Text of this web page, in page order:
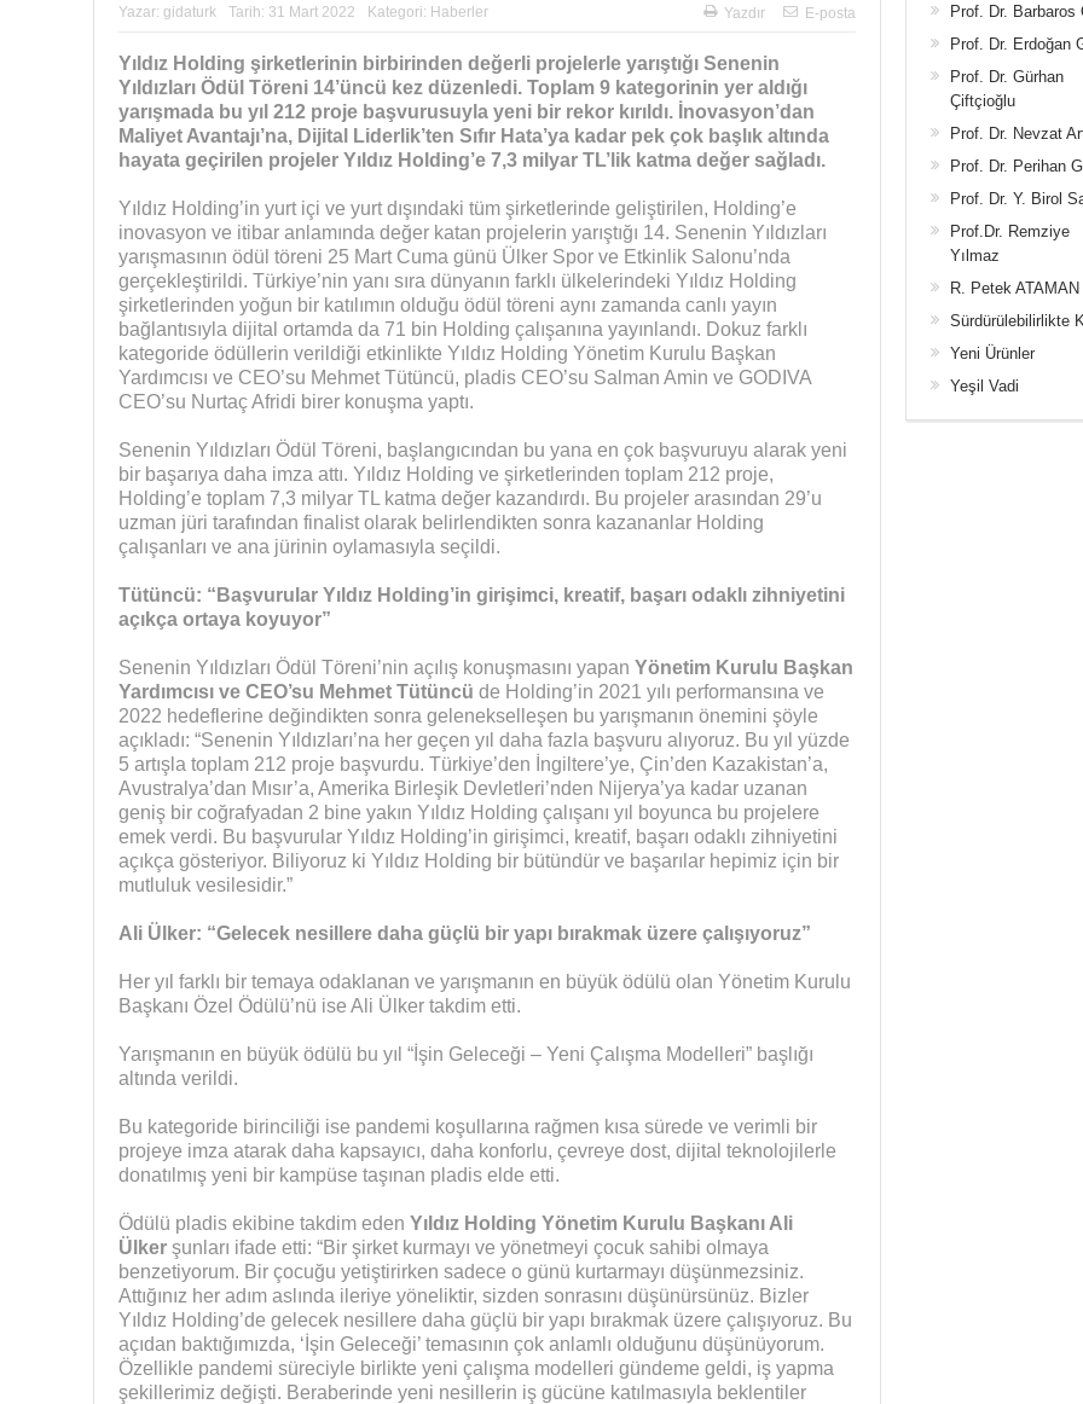
Yazar: gidaturk Tarih: 31 Mart 2022 Kategori: Haberler Yazdır E-posta
Yıldız Holding şirketlerinin birbirinden değerli projelerle yarıştığı Senenin
Yıldızları Ödül Töreni 14’üncü kez düzenledi. Toplam 9 kategorinin yer aldığı
yarışmada bu yıl 212 proje başvurusuyla yeni bir rekor kırıldı. İnovasyon’dan
Maliyet Avantajı’na, Dijital Liderlik’ten Sıfır Hata’ya kadar pek çok başlık altında
hayata geçirilen projeler Yıldız Holding’e 7,3 milyar TL’lik katma değer sağladı.
Yıldız Holding’in yurt içi ve yurt dışındaki tüm şirketlerinde geliştirilen, Holding’e
inovasyon ve itibar anlamında değer katan projelerin yarıştığı 14. Senenin Yıldızları
yarışmasının ödül töreni 25 Mart Cuma günü Ülker Spor ve Etkinlik Salonu’nda
gerçekleştirildi. Türkiye’nin yanı sıra dünyanın farklı ülkelerindeki Yıldız Holding
şirketlerinden yoğun bir katılımın olduğu ödül töreni aynı zamanda canlı yayın
bağlantısıyla dijital ortamda da 71 bin Holding çalışanına yayınlandı. Dokuz farklı
kategoride ödüllerin verildiği etkinlikte Yıldız Holding Yönetim Kurulu Başkan
Yardımcısı ve CEO’su Mehmet Tütüncü, pladis CEO’su Salman Amin ve GODIVA
CEO’su Nurtaç Afridi birer konuşma yaptı.
Senenin Yıldızları Ödül Töreni, başlangıcından bu yana en çok başvuruyu alarak yeni
bir başarıya daha imza attı. Yıldız Holding ve şirketlerinden toplam 212 proje,
Holding’e toplam 7,3 milyar TL katma değer kazandırdı. Bu projeler arasından 29’u
uzman jüri tarafından finalist olarak belirlendikten sonra kazananlar Holding
çalışanları ve ana jürinin oylamasıyla seçildi.
Tütüncü: “Başvurular Yıldız Holding’in girişimci, kreatif, başarı odaklı zihniyetini
açıkça ortaya koyuyor”
Senenin Yıldızları Ödül Töreni’nin açılış konuşmasını yapan Yönetim Kurulu Başkan
Yardımcısı ve CEO’su Mehmet Tütüncü de Holding’in 2021 yılı performansına ve
2022 hedeflerine değindikten sonra gelenekselleşen bu yarışmanın önemini şöyle
açıkladı: “Senenin Yıldızları’na her geçen yıl daha fazla başvuru alıyoruz. Bu yıl yüzde
5 artışla toplam 212 proje başvurdu. Türkiye’den İngiltere’ye, Çin’den Kazakistan’a,
Avustralya’dan Mısır’a, Amerika Birleşik Devletleri’nden Nijerya’ya kadar uzanan
geniş bir coğrafyadan 2 bine yakın Yıldız Holding çalışanı yıl boyunca bu projelere
emek verdi. Bu başvurular Yıldız Holding’in girişimci, kreatif, başarı odaklı zihniyetini
açıkça gösteriyor. Biliyoruz ki Yıldız Holding bir bütündür ve başarılar hepimiz için bir
mutluluk vesilesidir.”
Ali Ülker: “Gelecek nesillere daha güçlü bir yapı bırakmak üzere çalışıyoruz”
Her yıl farklı bir temaya odaklanan ve yarışmanın en büyük ödülü olan Yönetim Kurulu
Başkanı Özel Ödülü’nü ise Ali Ülker takdim etti.
Yarışmanın en büyük ödülü bu yıl “İşin Geleceği – Yeni Çalışma Modelleri” başlığı
altında verildi.
Bu kategoride birinciliği ise pandemi koşullarına rağmen kısa sürede ve verimli bir
projeye imza atarak daha kapsayıcı, daha konforlu, çevreye dost, dijital teknolojilerle
donatılmış yeni bir kampüse taşınan pladis elde etti.
Ödülü pladis ekibine takdim eden Yıldız Holding Yönetim Kurulu Başkanı Ali
Ülkerşunları ifade etti: “Bir şirket kurmayı ve yönetmeyi çocuk sahibi olmaya
benzetiyorum. Bir çocuğu yetiştirirken sadece o günü kurtarmayı düşünmezsiniz.
Attığınız her adım aslında ileriye yöneliktir, sizden sonrasını düşünürsünüz. Bizler
Yıldız Holding’de gelecek nesillere daha güçlü bir yapı bırakmak üzere çalışıyoruz. Bu
açıdan baktığımızda, ‘İşin Geleceği’ temasının çok anlamlı olduğunu düşünüyorum.
Özellikle pandemi süreciyle birlikte yeni çalışma modelleri gündeme geldi, iş yapma
şekillerimiz değişti. Beraberinde yeni nesillerin iş gücüne katılmasıyla beklentiler
Prof. Dr. Barbaros
Prof. Dr. Erdoğan
Prof. Dr. Gürhan
Çiftçioğlu
Prof. Dr. Nevzat
Prof. Dr. Perihan
Prof. Dr. Y. Birol
Prof.Dr. Remziye
Yılmaz
R. Petek ATAMAN
Sürdürülebilirlikte
Yeni Ürünler
Yeşil Vadi